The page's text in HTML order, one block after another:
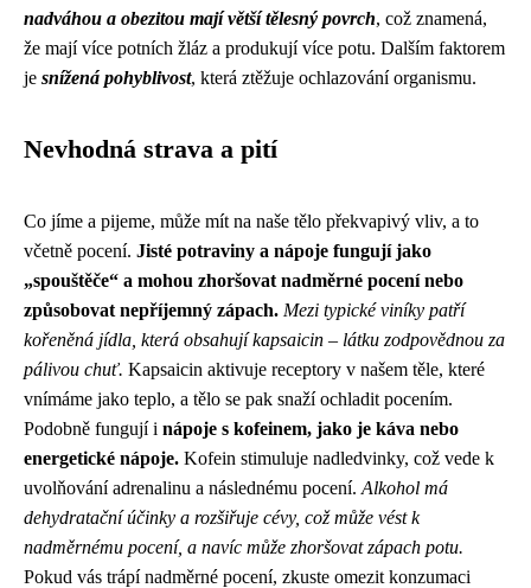
nadváhou a obezitou mají větší tělesný povrch, což znamená,
že mají více potních žláz a produkují více potu. Dalším faktorem
je snížená pohyblivost, která ztěžuje ochlazování organismu.
Nevhodná strava a pití
Co jíme a pijeme, může mít na naše tělo překvapivý vliv, a to
včetně pocení. Jisté potraviny a nápoje fungují jako
„spouštěče“ a mohou zhoršovat nadměrné pocení nebo
způsobovat nepříjemný zápach. Mezi typické viníky patří
kořeněná jídla, která obsahují kapsaicin – látku zodpovědnou za
pálivou chuť. Kapsaicin aktivuje receptory v našem těle, které
vnímáme jako teplo, a tělo se pak snaží ochladit pocením.
Podobně fungují i nápoje s kofeinem, jako je káva nebo
energetické nápoje. Kofein stimuluje nadledvinky, což vede k
uvolňování adrenalinu a následnému pocení. Alkohol má
dehydratační účinky a rozšiřuje cévy, což může vést k
nadměrnému pocení, a navíc může zhoršovat zápach potu.
Pokud vás trápí nadměrné pocení, zkuste omezit konzumaci